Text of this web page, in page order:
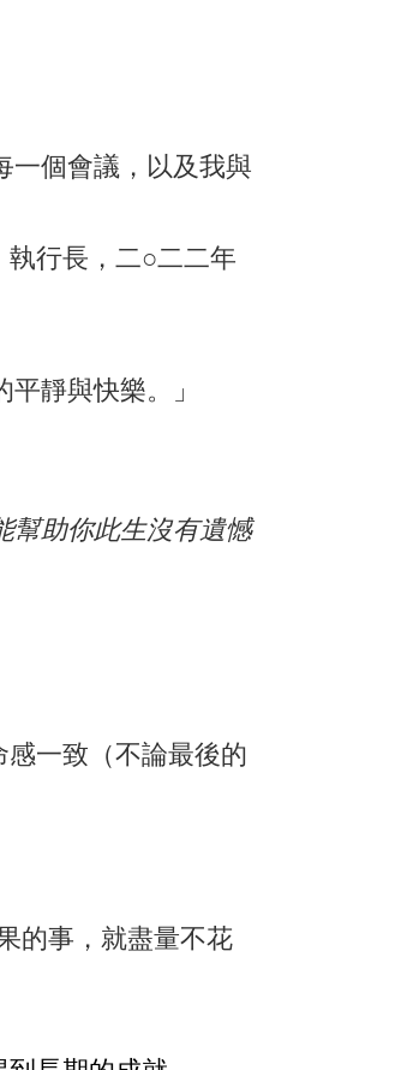
一個會議，以及我與
行長，二○二二年
靜與快樂。」
幫助你此生沒有遺憾
一致（不論最後的
的事，就盡量不花